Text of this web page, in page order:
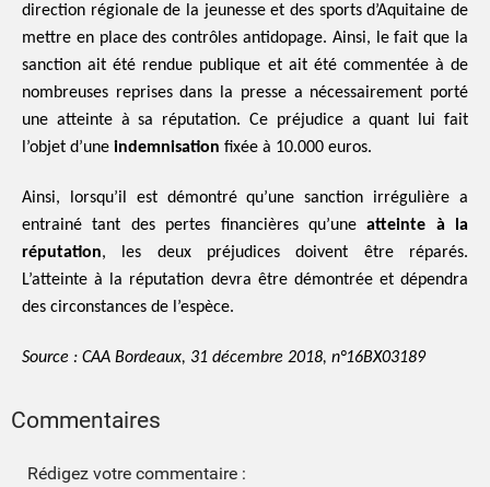
direction régionale de la jeunesse et des sports d’Aquitaine de
mettre en place des contrôles antidopage. Ainsi, le fait que la
sanction ait été rendue publique et ait été commentée à de
nombreuses reprises dans la presse a nécessairement porté
une atteinte à sa réputation. Ce préjudice a quant lui fait
l’objet d’une indemnisation fixée à 10.000 euros.
Ainsi, lorsqu’il est démontré qu’une sanction irrégulière a
entrainé tant des pertes financières qu’uneatteinte à la
réputation, les deux préjudices doivent être réparés.
L’atteinte à la réputation devra être démontrée et dépendra
des circonstances de l’espèce.
Source : CAA Bordeaux, 31 décembre 2018, n°16BX03189
Commentaires
Rédigez votre commentaire :